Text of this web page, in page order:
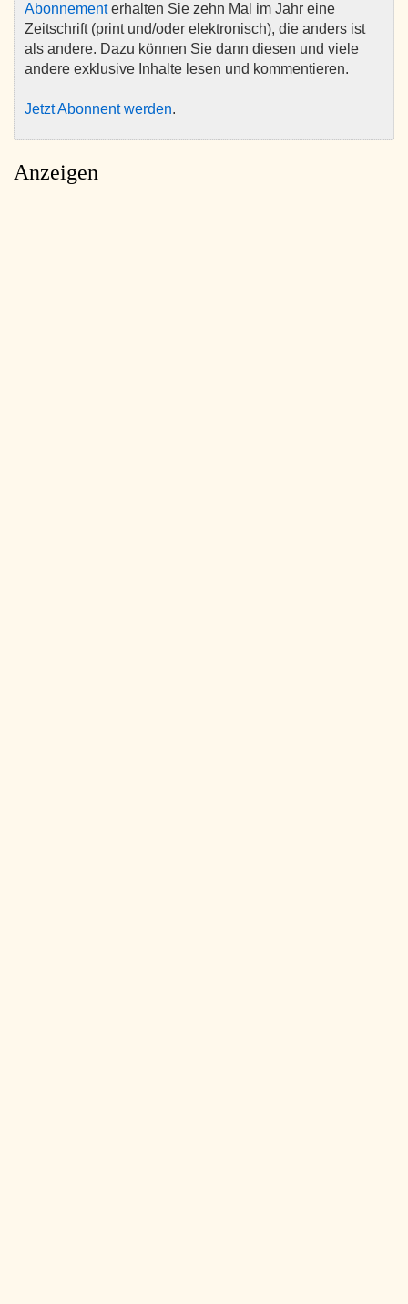
Abonnementerhalten Sie zehn Mal im Jahr eine
Zeitschrift (print und/oder elektronisch), die anders ist
als andere. Dazu können Sie dann diesen und viele
andere exklusive Inhalte lesen und kommentieren.
Jetzt Abonnent werden.
Anzeigen